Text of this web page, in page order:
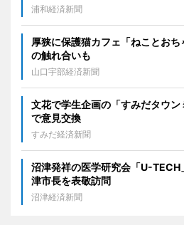
浦和経済新聞
厚狭に保護猫カフェ「ねことお
の触れ合いも
山口宇部経済新聞
文花で学生企画の「すみだタウ
で意見交換
すみだ経済新聞
沼津発祥の医学研究会「U-
津市長を表敬訪問
沼津経済新聞